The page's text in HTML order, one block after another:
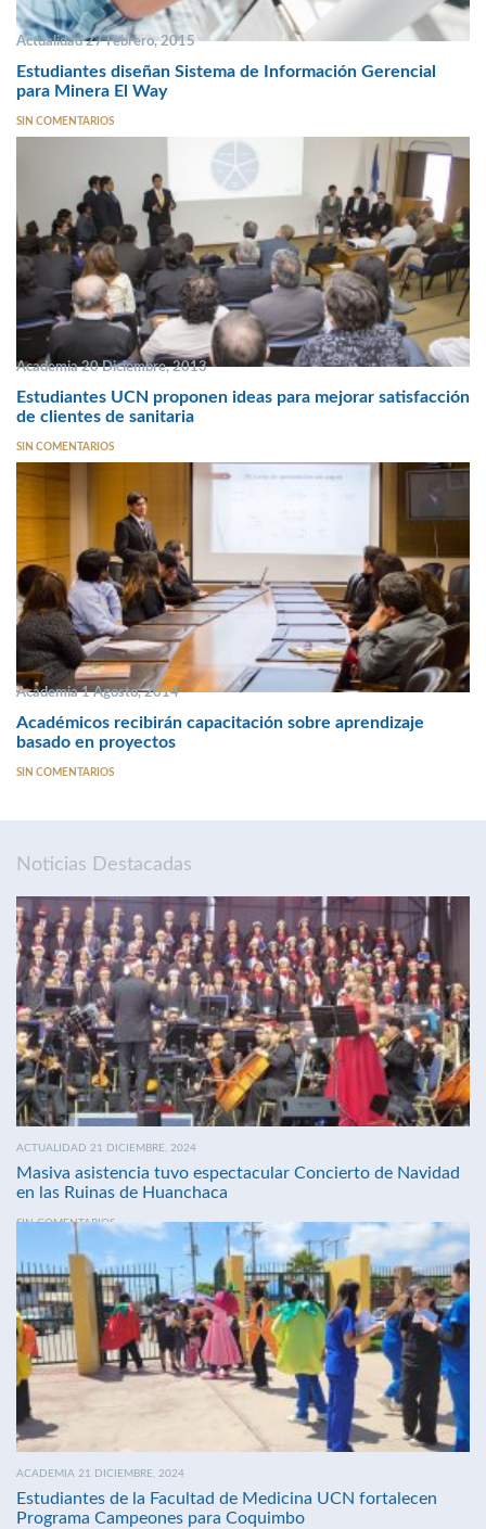
Actualidad 27 Febrero, 2015
Estudiantes diseñan Sistema de Información Gerencial
para Minera El Way
SIN COMENTARIOS
Academia 20 Diciembre, 2013
Estudiantes UCN proponen ideas para mejorar satisfacción
de clientes de sanitaria
SIN COMENTARIOS
Academia 1 Agosto, 2014
Académicos recibirán capacitación sobre aprendizaje
basado en proyectos
SIN COMENTARIOS
Noticias Destacadas
ACTUALIDAD 21 DICIEMBRE, 2024
Masiva asistencia tuvo espectacular Concierto de Navidad
en las Ruinas de Huanchaca
SIN COMENTARIOS
ACADEMIA 21 DICIEMBRE, 2024
Estudiantes de la Facultad de Medicina UCN fortalecen
Programa Campeones para Coquimbo